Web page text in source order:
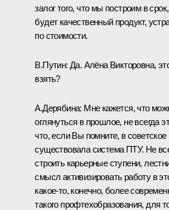
залог того, что мы построим в
будет качественный продукт,
по стоимости.
В.Путин: Да. Алёна Викторовна,
взять?
А.Дерябина: Мне кажется, что
оглянуться в прошлое, не всегда
что, если Вы помните, в
существовала система ПТУ. Не
строить карьерные ступени,
смысл активизировать работу в
какое-то, конечно, более
такого профтехобразования, для